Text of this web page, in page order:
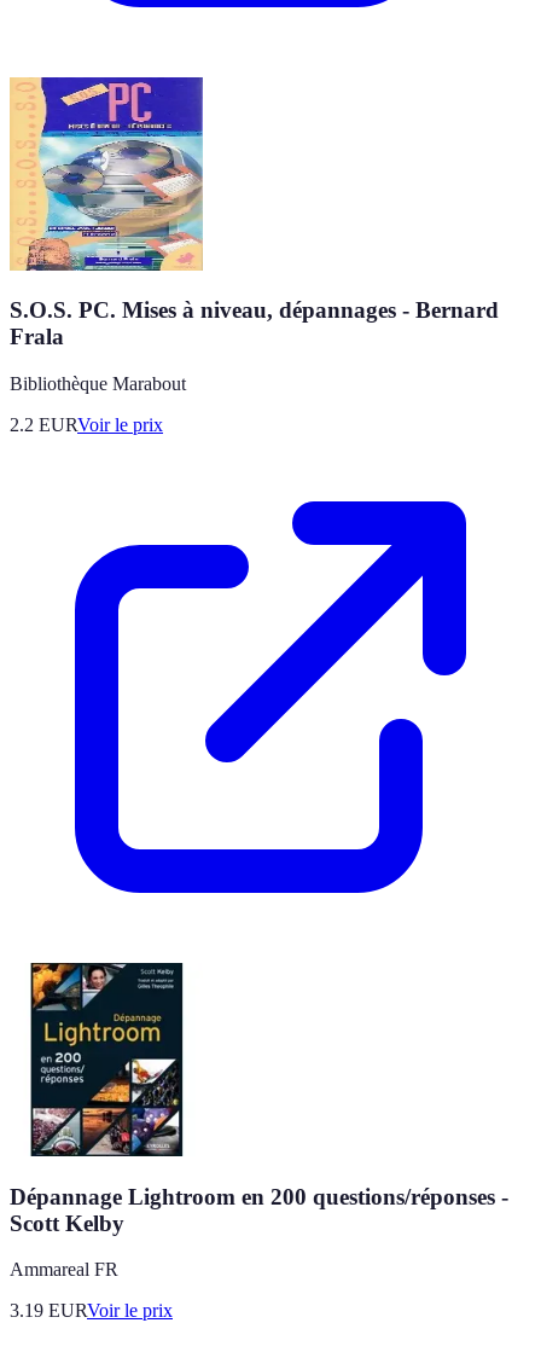
S.O.S. PC. Mises à niveau, dépannages - Bernard
Frala
Bibliothèque Marabout
2.2 EURVoir le prix
Dépannage Lightroom en 200 questions/réponses -
Scott Kelby
Ammareal FR
3.19 EURVoir le prix